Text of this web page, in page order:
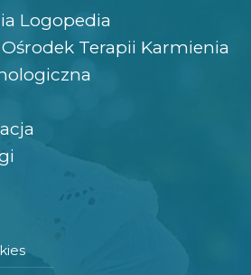
Logopedia
Terapii Karmienia